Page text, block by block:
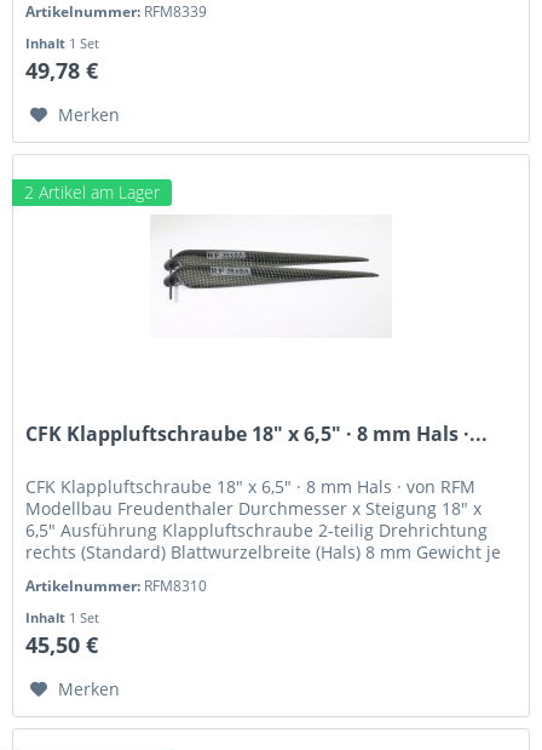
Artikelnummer: RFM8339
Inhalt 1 Set
49,78 €
Merken
2 Artikel am Lager
CFK Klappluftschraube 18" x 6,5" · 8 mm Hals ·...
CFK Klappluftschraube 18" x 6,5" · 8 mm Hals · von RFM
Modellbau Freudenthaler Durchmesser x Steigung 18" x
6,5" Ausführung Klappluftschraube 2-teilig Drehrichtung
rechts (Standard) Blattwurzelbreite (Hals) 8 mm Gewicht je
Artikelnummer: RFM8310
Inhalt 1 Set
45,50 €
Merken